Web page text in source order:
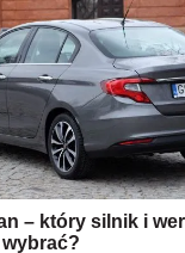
– który silnik i